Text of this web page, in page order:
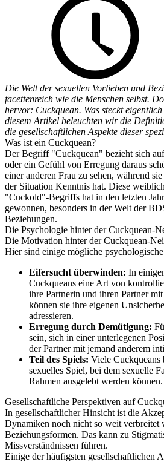
Die Welt der sexuellen Vorlieben und
facettenreich wie die Menschen selbst.
hervor: Cuckquean. Was steckt
diesem Artikel beleuchten wir die
die gesellschaftlichen Aspekte dieser
Was ist ein Cuckquean?
Der Begriff "Cuckquean" bezieht sich
oder ein Gefühl von Erregung daraus
einer anderen Frau zu sehen, während
der Situation Kenntnis hat. Diese
"Cuckold"-Begriffs hat in den letzten
gewonnen, besonders in der Welt der
Beziehungen.
Die Psychologie hinter der Cuckquean-
Die Motivation hinter der Cuckquean-
Hier sind einige mögliche
Eifersucht überwinden: In
Cuckqueans eine Art von
ihre Partnerin und ihren Partner
können sie ihre eigenen
adressieren.
Erregung durch Demütigung:
sein, sich in einer unterlegenen
der Partner mit jemand anderem
Teil des Spiels: Viele Cuckqueans
sexuelles Spiel, bei dem sexuelle
Rahmen ausgelebt werden können.
Gesellschaftliche Perspektiven auf
In gesellschaftlicher Hinsicht ist die
Dynamiken noch nicht so weit verbreitet
Beziehungsformen. Das kann zu
Missverständnissen führen.
Einige der häufigsten gesellschaftlichen